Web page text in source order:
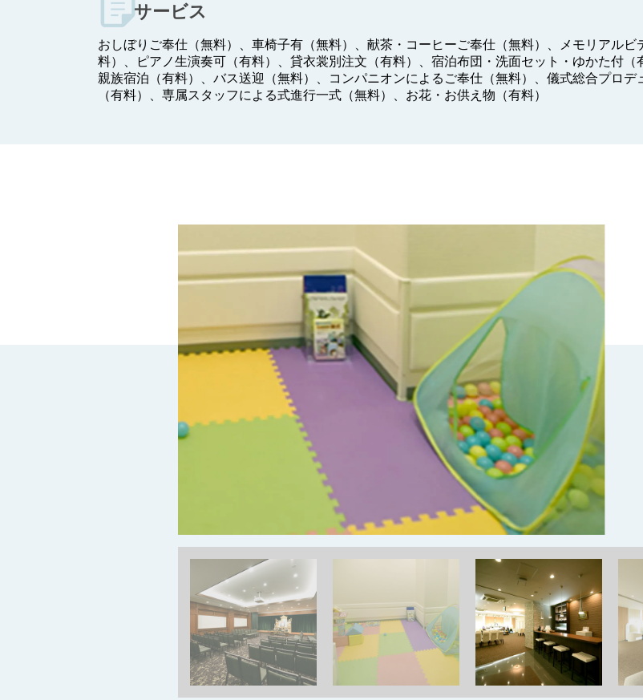
サービス
おしぼりご奉仕（無料）、車椅子有（無料）、献茶・コーヒーご奉仕（無料）、メモリアルビ
料）、ピアノ生演奏可（有料）、貸衣裳別注文（有料）、宿泊布団・洗面セット・ゆかた付（
親族宿泊（有料）、バス送迎（無料）、コンパニオンによるご奉仕（無料）、儀式総合プロデ
（有料）、専属スタッフによる式進行一式（無料）、お花・お供え物（有料）